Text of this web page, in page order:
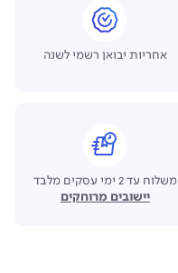
אחריות יבואן רשמי לשנה
משלוח עד 2 ימי עסקים מלבד
יישובים מרוחקים